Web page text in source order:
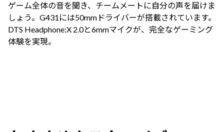
ゲーム全体の音を聞き、チームメートに自分の声を届けま
しょう。G431には50mmドライバーが搭載されています。
DTS Headphone:X 2.0と6mmマイクが、完全なゲーミング
体験を実現。